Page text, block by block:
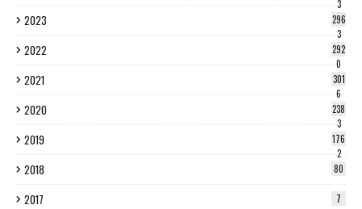
3
2023
296
3
2022
292
0
2021
301
6
2020
238
3
2019
176
2
2018 80
2017 7